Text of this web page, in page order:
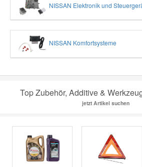
NISSAN Elektronik und
NISSAN Komfortsysteme
Top Zubehör, Additive &
jetzt Artikel suchen